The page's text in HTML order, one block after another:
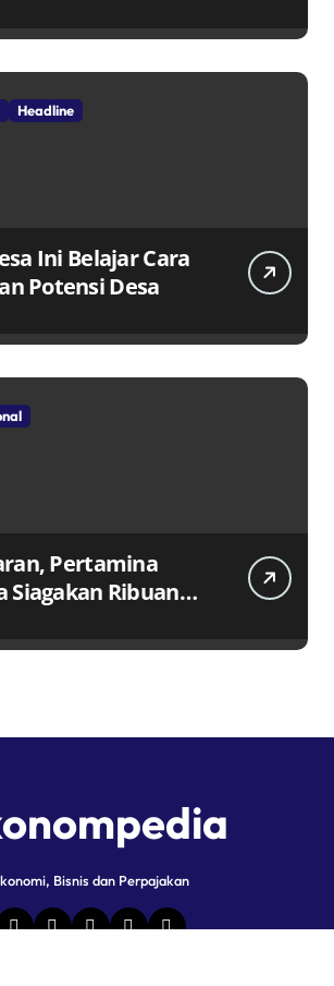
Headline
Ini Belajar Cara
Potensi Desa
Pertamina
Siagakan Ribuan
Bisnis dan Perpajakan